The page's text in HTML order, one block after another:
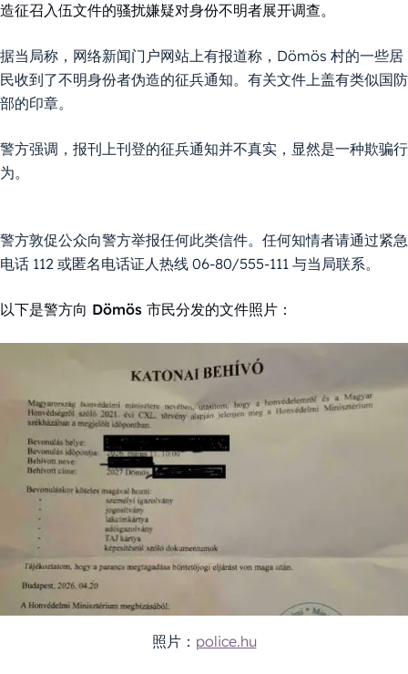
造征召入伍文件的骚扰嫌疑对身份不明者展开调查。
据当局称，网络新闻门户网站上有报道称，Dömös 村的一些居
民收到了不明身份者伪造的征兵通知。有关文件上盖有类似国防
部的印章。
警方强调，报刊上刊登的征兵通知并不真实，显然是一种欺骗行
为。
警方敦促公众向警方举报任何此类信件。任何知情者请通过紧急
电话 112 或匿名电话证人热线 06-80/555-111 与当局联系。
以下是警方向 Dömös 市民分发的文件照片：
照片： police.hu